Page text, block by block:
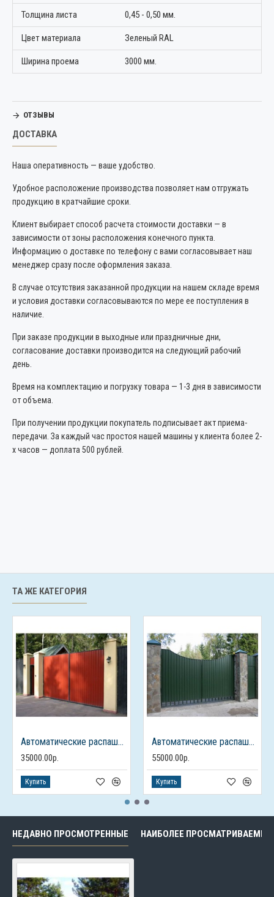
Толщина листа 0,45 - 0,50 мм.
Цвет материала Зеленый RAL
Ширина проема 3000 мм.
ОТЗЫВЫ
ДОСТАВКА
Наша оперативность — ваше удобство.
Удобное расположение производства позволяет нам отгружать
продукцию в кратчайшие сроки.
Клиент выбирает способ расчета стоимости доставки — в
зависимости от зоны расположения конечного пункта.
Информацию о доставке по телефону с вами согласовывает наш
менеджер сразу после оформления заказа.
В случае отсутствия заказанной продукции на нашем складе время
и условия доставки согласовываются по мере ее поступления в
наличие.
При заказе продукции в выходные или праздничные дни,
согласование доставки производится на следующий рабочий
день.
Время на комплектацию и погрузку товара — 1-3 дня в зависимости
от объема.
При получении продукции покупатель подписывает акт приема-
передачи. За каждый час простоя нашей машины у клиента более 2-
х часов — доплата 500 рублей.
ТА ЖЕ КАТЕГОРИЯ
Автоматические распашные ворота из профлиста с калиткой
35000.00р.
Купить
Автоматические распашные ворота с калиткой
55000.00р.
Купить
НЕДАВНО ПРОСМОТРЕННЫЕ НАИБОЛЕЕ ПРОСМАТРИВАЕМЫЕ